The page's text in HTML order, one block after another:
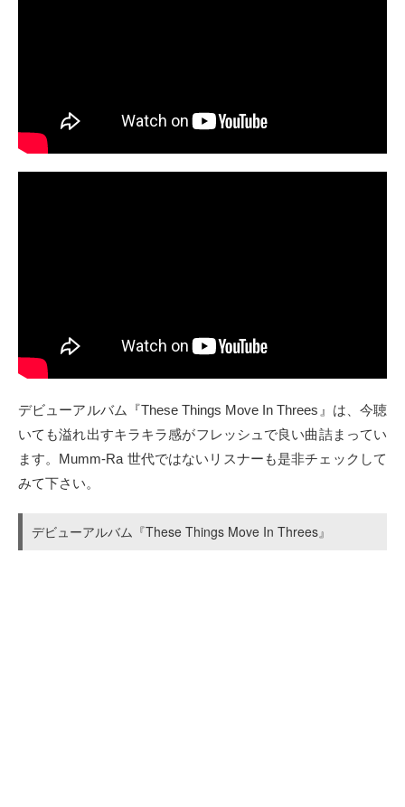
デビューアルバム『These Things Move In Threes』は、今聴
いても溢れ出すキラキラ感がフレッシュで良い曲詰まってい
ます。Mumm-Ra 世代ではないリスナーも是非チェックして
みて下さい。
デビューアルバム『These Things Move In Threes』